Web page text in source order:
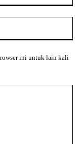
ini untuk lain kali